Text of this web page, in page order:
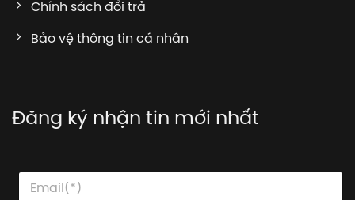
Chính sách đổi trả
Bảo vệ thông tin cá nhân
Đăng ký nhận tin mới nhất
E